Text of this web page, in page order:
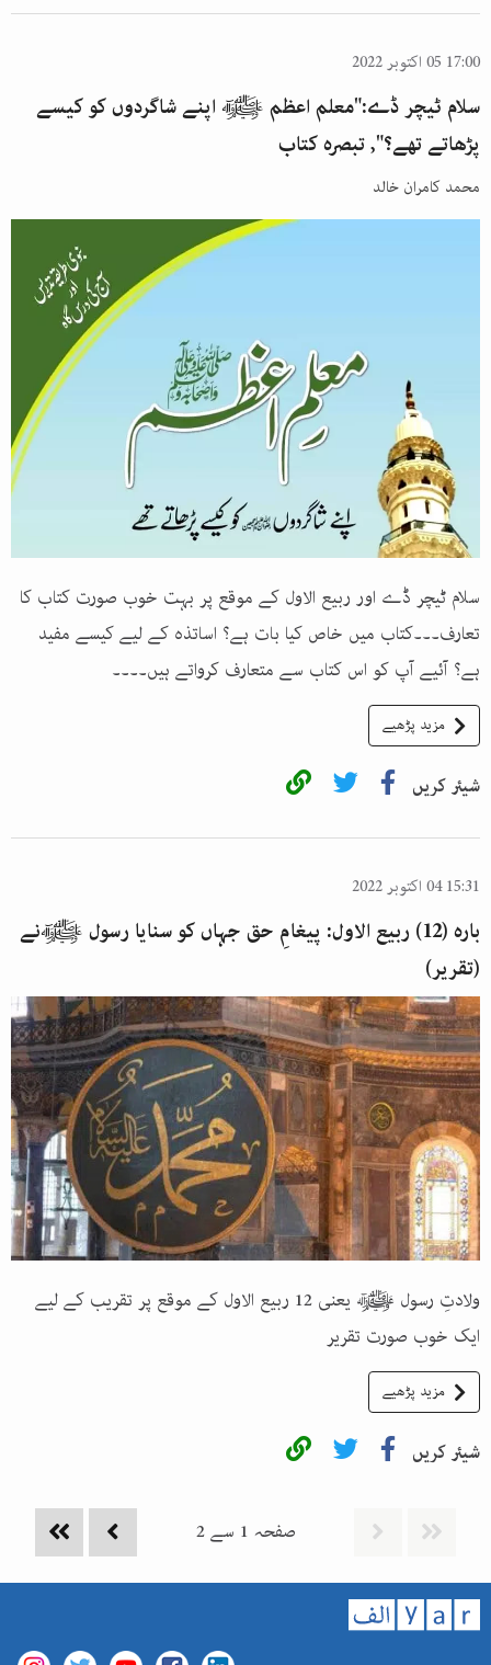
17:00 05 اکتوبر 2022
سلام ٹیچر ڈے:"معلم اعظم ﷺ اپنے شاگردوں کو کیسے
پڑھاتے تھے؟", تبصرہ کتاب
محمد کامران خالد
سلام ٹیچر ڈے اور ربیع الاول کے موقع پر بہت خوب صورت کتاب کا
تعارف۔۔۔کتاب میں خاص کیا بات ہے؟ اساتذہ کے لیے کیسے مفید
ہے؟ آئیے آپ کو اس کتاب سے متعارف کرواتے ہیں۔۔۔۔
مزید پڑھیے
شیئر کریں
15:31 04 اکتوبر 2022
بارہ (12) ربیع الاول: پیغامِ حق جہاں کو سنایا رسول ﷺنے
(تقریر)
ولادتِ رسول ﷺ یعنی 12 ربیع الاول کے موقع پر تقریب کے لیے
ایک خوب صورت تقریر
مزید پڑھیے
شیئر کریں
صفحہ 1 سے 2